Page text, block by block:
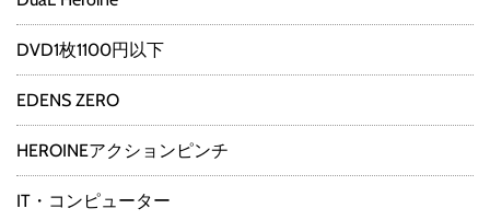
DVD1枚1100円以下
EDENS ZERO
HEROINEアクションピンチ
IT・コンピューター